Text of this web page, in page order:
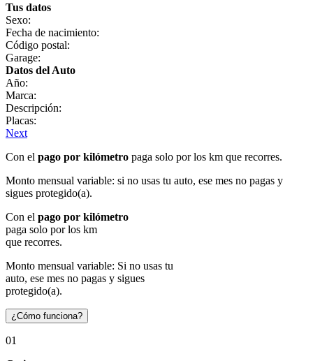
Tus datos
Sexo:
Fecha de nacimiento:
Código postal:
Garage:
Datos del Auto
Año:
Marca:
Descripción:
Placas:
Next
Con el pago por kilómetro paga solo por los km que recorres.
Monto mensual variable: si no usas tu auto, ese mes no pagas y
sigues protegido(a).
Con el pago por kilómetro
paga solo por los km
que recorres.
Monto mensual variable: Si no usas tu
auto, ese mes no pagas y sigues
protegido(a).
¿Cómo funciona?
01